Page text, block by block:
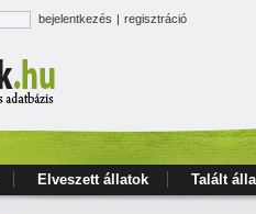
bejelentkezés | regisztráció
Elveszett állatok Talált